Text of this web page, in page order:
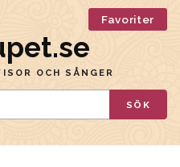
Favoriter
OCH SÅNGER
SÖK